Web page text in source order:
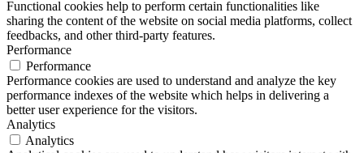
Functional cookies help to perform certain functionalities like
sharing the content of the website on social media platforms, collect
feedbacks, and other third-party features.
Performance
Performance
Performance cookies are used to understand and analyze the key
performance indexes of the website which helps in delivering a
better user experience for the visitors.
Analytics
Analytics